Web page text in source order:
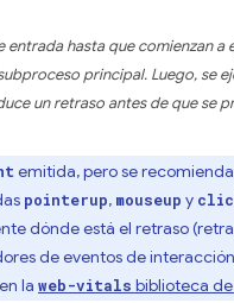
hasta que comienzan
principal. Luego, se
un retraso antes de que se
emitida, pero se
pointerup, mouseup y
dónde está el retraso
de eventos de
la web-vitals biblioteca